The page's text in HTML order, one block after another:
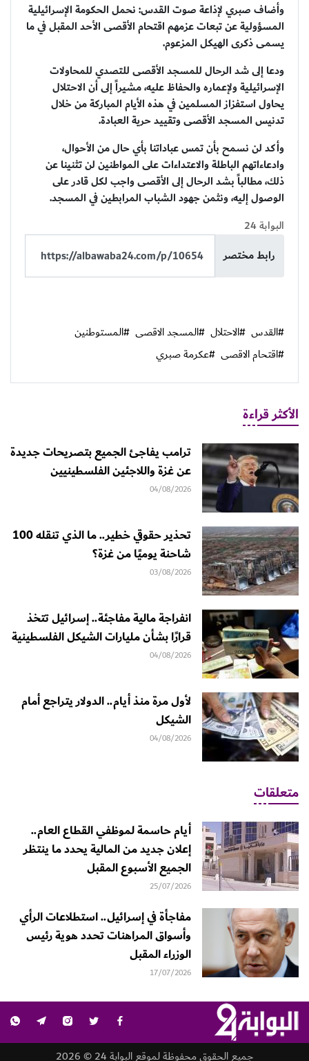
وأضاف صبري لإذاعة صوت القدس: نحمل الحكومة الإسرائيلية
المسؤولية عن تبعات عزمهم اقتحام الأقصى الأحد المقبل في ما
يسمى ذكرى الهيكل المزعوم.
ودعا إلى شد الرحال للمسجد الأقصى للتصدي للمحاولات
الإسرائيلية ولإعماره والحفاظ عليه، مشيراً إلى أن الاحتلال
يحاول استفزاز المسلمين في هذه الأيام المباركة من خلال
تدنيس المسجد الأقصى وتقييد حرية العبادة.
وأكد لن نسمح بأن تمس عباداتنا بأي حال من الأحوال،
وادعاءاتهم الباطلة والاعتداءات على المواطنين لن تثنينا عن
ذلك، مطالباً بشد الرحال إلى الأقصى واجب لكل قادر على
الوصول إليه، ونثمن جهود الشباب المرابطين في المسجد.
البوابة 24
رابط مختصر
#القدس #الاحتلال #المسجد الاقصى #المستوطنين
#اقتحام الاقصى #عكرمة صبري
الأكثر قراءة
ترامب يفاجئ الجميع بتصريحات جديدة
عن غزة واللاجئين الفلسطينيين
04/08/2026
تحذير حقوقي خطير.. ما الذي تنقله 100
شاحنة يوميًا من غزة؟
03/08/2026
انفراجة مالية مفاجئة.. إسرائيل تتخذ
قرارًا بشأن مليارات الشيكل الفلسطينية
04/08/2026
لأول مرة منذ أيام.. الدولار يتراجع أمام
الشيكل
04/08/2026
متعلقات
أيام حاسمة لموظفي القطاع العام..
إعلان جديد من المالية يحدد ما ينتظر
الجميع الأسبوع المقبل
25/07/2026
مفاجأة في إسرائيل.. استطلاعات الرأي
وأسواق المراهنات تحدد هوية رئيس
الوزراء المقبل
17/07/2026
جميع الحقوق محفوظة لموقع البوابة 24 © 2026